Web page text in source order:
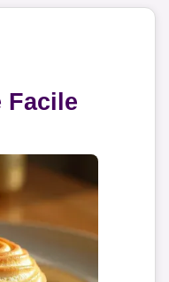
Facile